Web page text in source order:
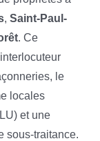
, Saint-Paul-
. Ce
le
locales
et une
sous-traitance.